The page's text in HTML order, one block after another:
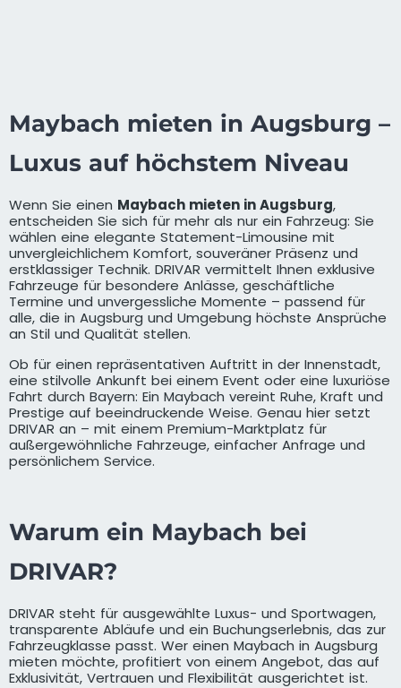
Maybach mieten in Augsburg –
Luxus auf höchstem Niveau
Wenn Sie einen Maybach mieten in Augsburg,
entscheiden Sie sich für mehr als nur ein Fahrzeug: Sie
wählen eine elegante Statement-Limousine mit
unvergleichlichem Komfort, souveräner Präsenz und
erstklassiger Technik. DRIVAR vermittelt Ihnen exklusive
Fahrzeuge für besondere Anlässe, geschäftliche
Termine und unvergessliche Momente – passend für
alle, die in Augsburg und Umgebung höchste Ansprüche
an Stil und Qualität stellen.
Ob für einen repräsentativen Auftritt in der Innenstadt,
eine stilvolle Ankunft bei einem Event oder eine luxuriöse
Fahrt durch Bayern: Ein Maybach vereint Ruhe, Kraft und
Prestige auf beeindruckende Weise. Genau hier setzt
DRIVAR an – mit einem Premium-Marktplatz für
außergewöhnliche Fahrzeuge, einfacher Anfrage und
persönlichem Service.
Warum ein Maybach bei
DRIVAR?
DRIVAR steht für ausgewählte Luxus- und Sportwagen,
transparente Abläufe und ein Buchungserlebnis, das zur
Fahrzeugklasse passt. Wer einen Maybach in Augsburg
mieten möchte, profitiert von einem Angebot, das auf
Exklusivität, Vertrauen und Flexibilität ausgerichtet ist.